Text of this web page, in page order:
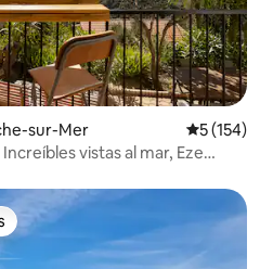
sur-Mer
5 (154)
Increíbles vistas al mar, Eze